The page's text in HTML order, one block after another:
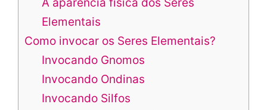
A aparência física dos Seres
Elementais
Como invocar os Seres Elementais?
Invocando Gnomos
Invocando Ondinas
Invocando Silfos